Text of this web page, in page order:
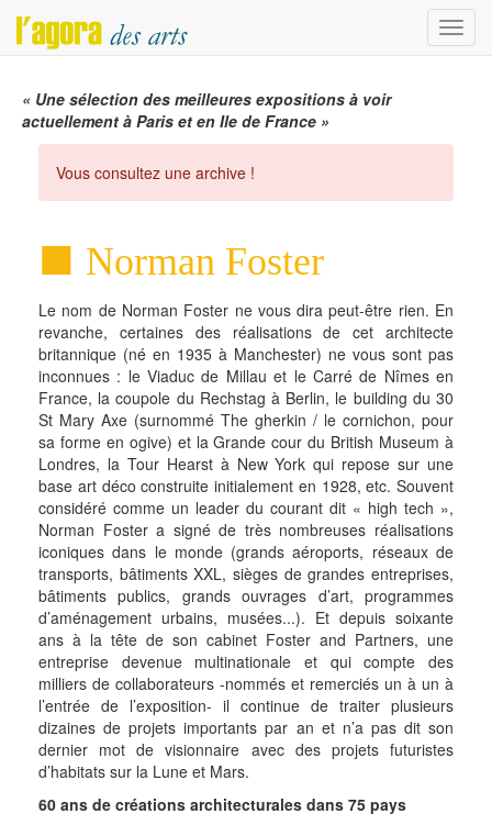
Menu
« Une sélection des meilleures expositions à voir
actuellement à Paris et en Ile de France »
Vous consultez une archive !
Norman Foster
Le nom de Norman Foster ne vous dira peut-être rien. En
revanche, certaines des réalisations de cet architecte
britannique (né en 1935 à Manchester) ne vous sont pas
inconnues : le Viaduc de Millau et le Carré de Nîmes en
France, la coupole du Rechstag à Berlin, le building du 30
St Mary Axe (surnommé The gherkin / le cornichon, pour
sa forme en ogive) et la Grande cour du British Museum à
Londres, la Tour Hearst à New York qui repose sur une
base art déco construite initialement en 1928, etc. Souvent
considéré comme un leader du courant dit « high tech »,
Norman Foster a signé de très nombreuses réalisations
iconiques dans le monde (grands aéroports, réseaux de
transports, bâtiments XXL, sièges de grandes entreprises,
bâtiments publics, grands ouvrages d’art, programmes
d’aménagement urbains, musées...). Et depuis soixante
ans à la tête de son cabinet Foster and Partners, une
entreprise devenue multinationale et qui compte des
milliers de collaborateurs -nommés et remerciés un à un à
l’entrée de l’exposition- il continue de traiter plusieurs
dizaines de projets importants par an et n’a pas dit son
dernier mot de visionnaire avec des projets futuristes
d’habitats sur la Lune et Mars.
60 ans de créations architecturales dans 75 pays